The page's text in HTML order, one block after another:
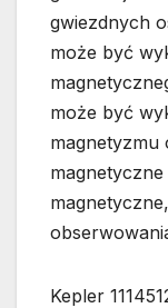
gwiezdnych
może być
może być
magnetyzmu
Kepler